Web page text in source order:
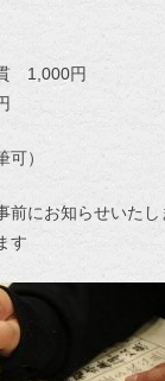
1,000円
）
前にお知らせいたし
す